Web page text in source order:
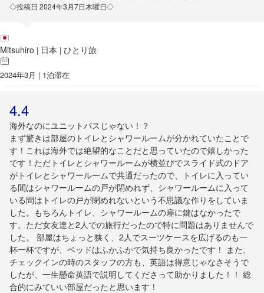
◇投稿日 2024年3月7日木曜日◇
Mitsuhiro | 日本 | ひとり旅
2024年3月 | 1泊滞在
4.4
海外なのにユニットバスじゃない！？
まず驚きは部屋のトイレとシャワールームが分かれていたことで
す！これは海外では絶望的なことだと思っていたので嬉しかった
です！ただトイレとシャワールームが横並びでスライド式のドア
がトイレとシャワールームで共通だったので、トイレに入ってい
る間はシャワールームの戸が閉めれず、シャワールームに入って
いる間はトイレの戸が閉めれないという不思議な作りをしていま
した。もちろんトイレ、シャワールームの扉に鍵はなかったで
す。ただ女友達と2人での旅行だったので特に問題はありませんで
した。 部屋はちょっと狭く、2人でスーツケースを広げるのも一
杯一杯ですが、ベッドはふかふかで気持ち良かったです！ また、
チェックインの時のスタッフの方も、英語は得意じゃなさそうで
したが、一生懸命英語で説明してくださって助かりました！！ 総
合的にみていい部屋だったと思います！